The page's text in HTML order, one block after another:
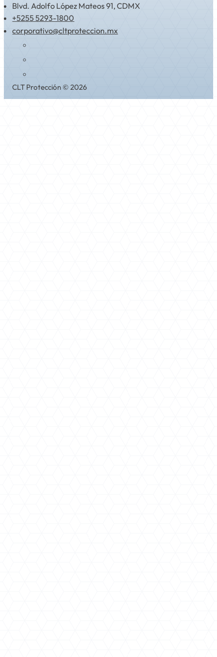
Blvd. Adolfo López Mateos 91, CDMX
+5255 5293-1800
corporativo@cltproteccion.mx
CLT Protección © 2026